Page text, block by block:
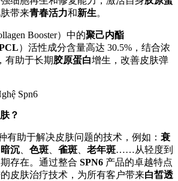
带来青春活力和新生。
Booster）中的聚己内酯
）活性成分含量高达 30.5%，结合浓
有助于长期胶原蛋白增生，改善皮肤弹
？
有助于解决皮肤问题的技术，例如： 衰
暗沉 色斑 雀斑 老年斑……从轻度到
存在。通过整合 SPN6 产品的卓越特点
皮肤治疗技术，为所有客户带来白皙透